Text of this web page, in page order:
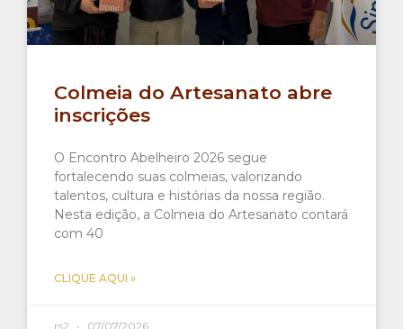
Colmeia do Artesanato abre
inscrições
O Encontro Abelheiro 2026 segue
fortalecendo suas colmeias, valorizando
talentos, cultura e histórias da nossa região.
Nesta edição, a Colmeia do Artesanato contará
com 40
CLIQUE AQUI »
rs2 07/07/2026